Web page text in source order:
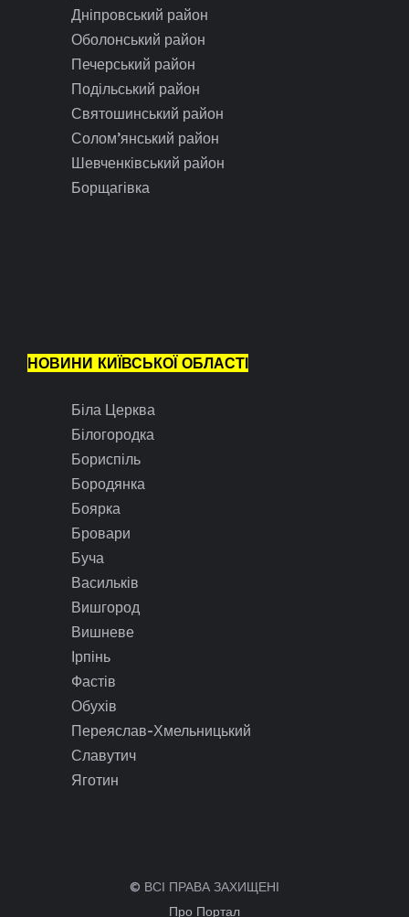
Дніпровський район
Оболонський район
Печерський район
Подільський район
Святошинський район
Солом’янський район
Шевченківський район
Борщагівка
НОВИНИ КИЇВСЬКОЇ ОБЛАСТІ
Біла Церква
Білогородка
Бориспіль
Бородянка
Боярка
Бровари
Буча
Васильків
Вишгород
Вишневе
Ірпінь
Фастів
Обухів
Переяслав-Хмельницький
Славутич
Яготин
© ВСІ ПРАВА ЗАХИЩЕНІ
Про Портал